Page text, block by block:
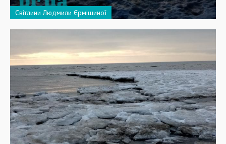
Світлини Людмили Єрмішиної